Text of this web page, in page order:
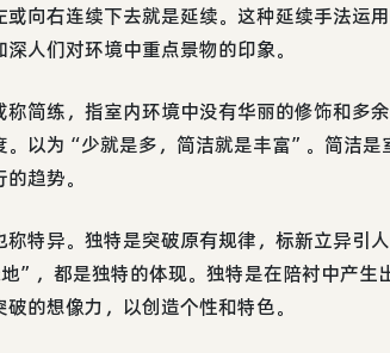
或向右连续下去就是延续。这种延续手法运
人们对环境中重点景物的印象。
称简练，指室内环境中没有华丽的修饰和多
。以为“少就是多，简洁就是丰富”。简洁
趋势。
称特异。独特是突破原有规律，标新立异引
”，都是独特的体现。独特是在陪衬中产生
的想像力，以创造个性和特色。